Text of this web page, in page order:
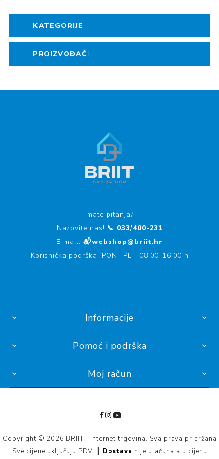
KATEGORIJE
PROIZVOĐAČI
Imate pitanja?
Nazovite nas! 📞 033/400-231
E-mail: 📬webshop@briit.hr
Korisnička podrška: PON- PET 08:00-16:00 h
Informacije
Pomoć i podrška
Moj račun
Copyright © 2026 BRIIT - Internet trgovina. Sva prava pridržana
Sve cijene uključuju PDV. ┃ Dostava nije uračunata u cijenu